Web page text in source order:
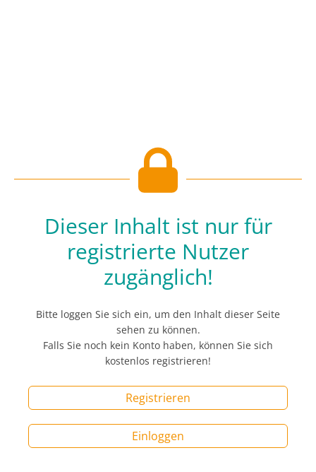
Dieser Inhalt ist nur für
registrierte Nutzer
zugänglich!
Bitte loggen Sie sich ein, um den Inhalt dieser Seite
sehen zu können.
Falls Sie noch kein Konto haben, können Sie sich
kostenlos registrieren!
Registrieren
Einloggen